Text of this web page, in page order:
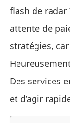
flash de radar
attente de
stratégies,
Des services
et d’agir